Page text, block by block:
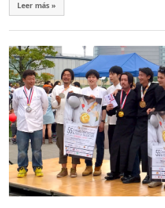
Leer más »